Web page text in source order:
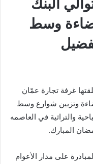
البنك
وسط
غرفة تجارة عمّان
وتزيين شوارع وسط
والتراثية في العاصمه
المبارك.
على مدار الأعوام